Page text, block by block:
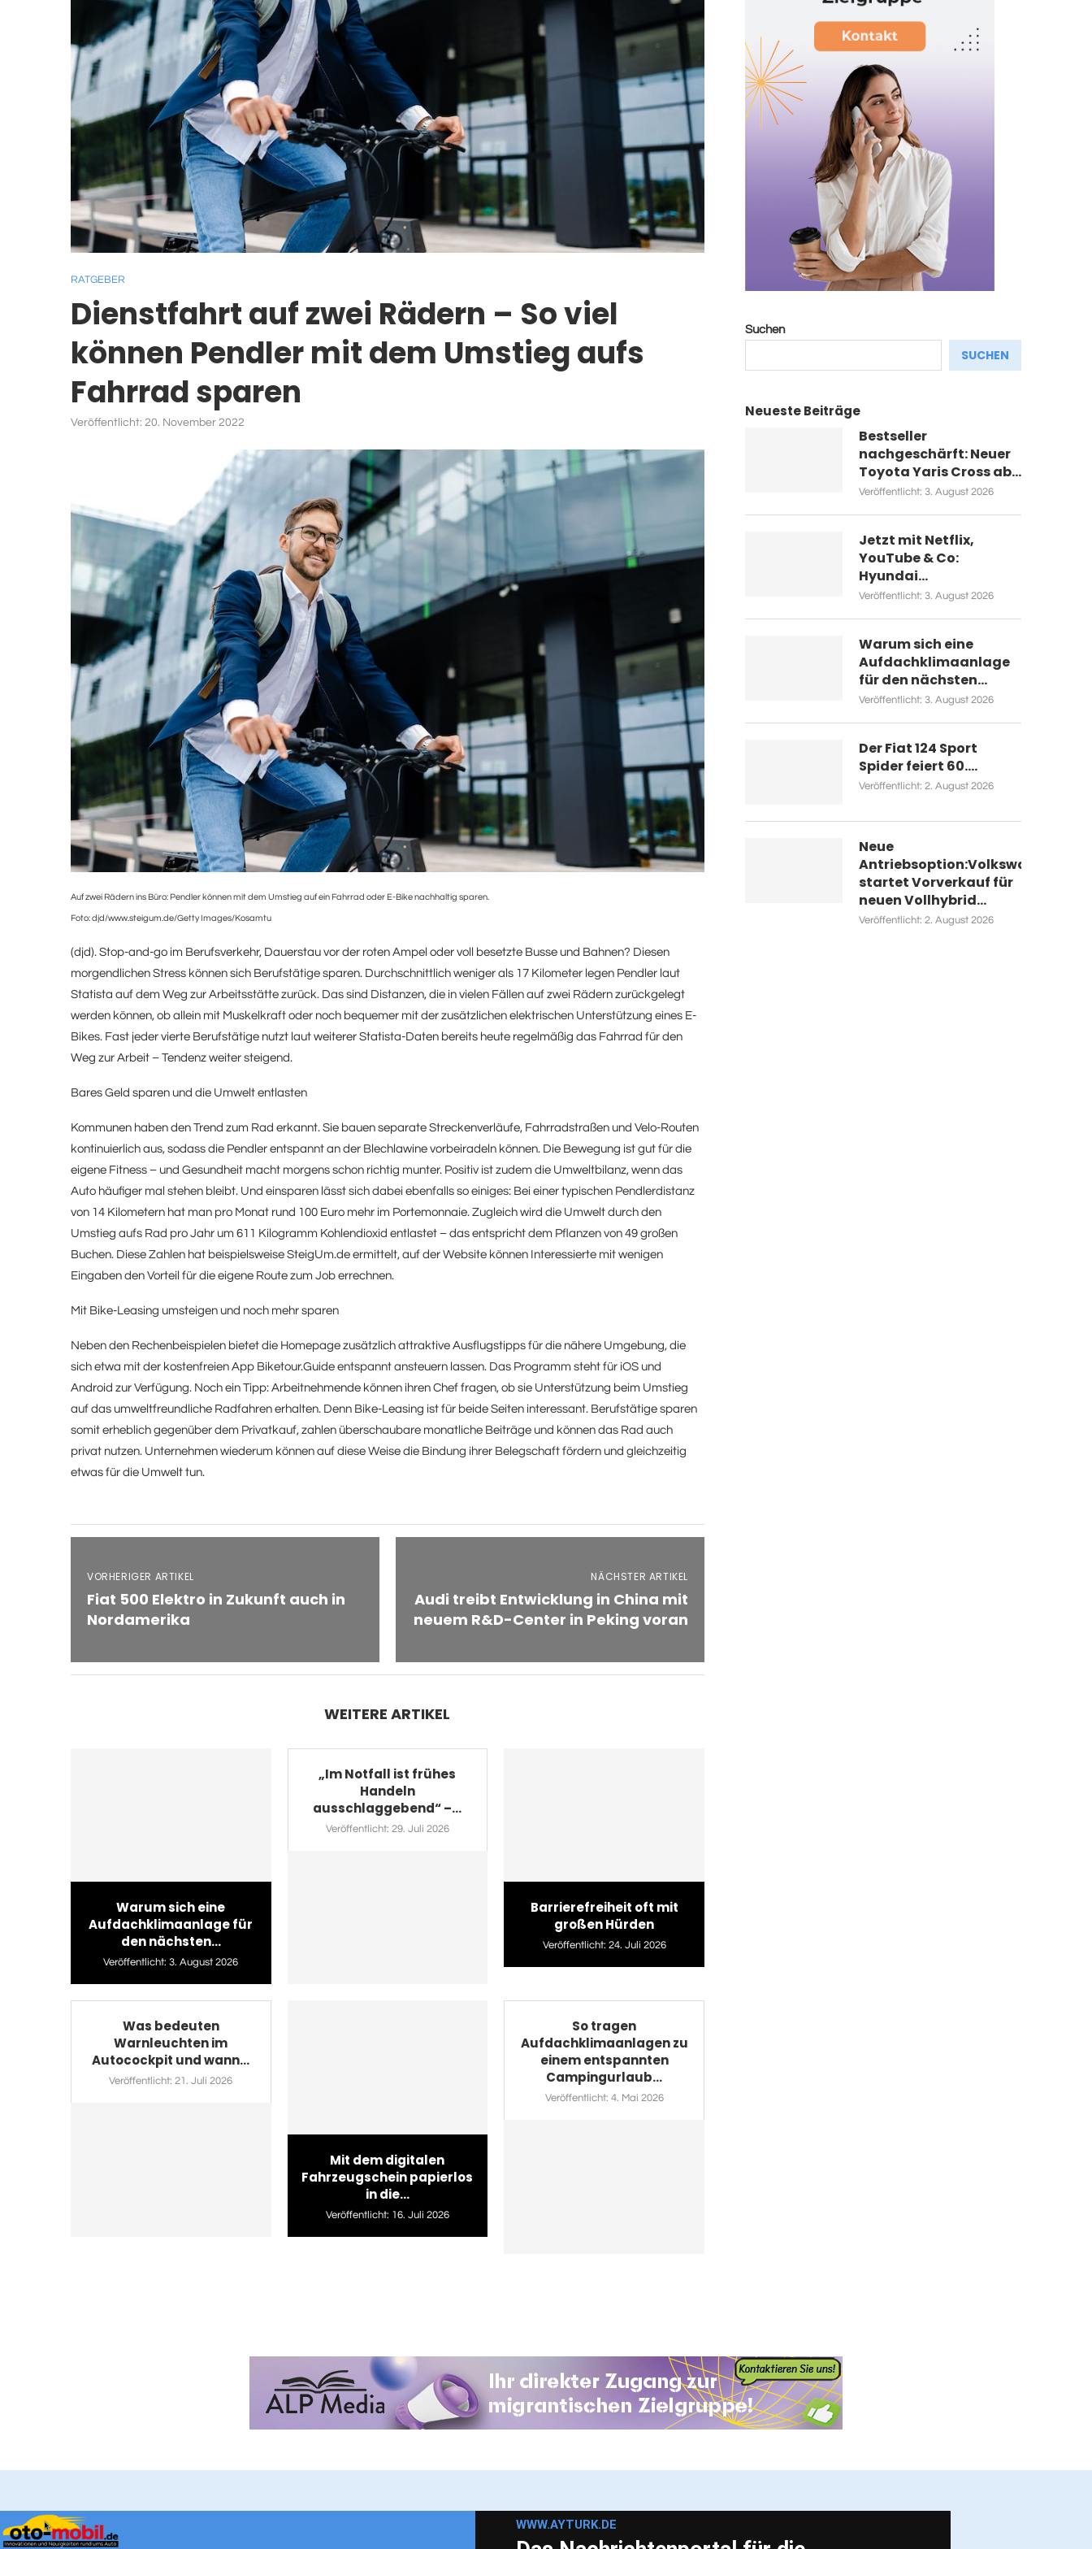
RATGEBER
Dienstfahrt auf zwei Rädern – So viel
können Pendler mit dem Umstieg aufs
Fahrrad sparen
Veröffentlicht: 20. November 2022
Auf zwei Rädern ins Büro: Pendler können mit dem Umstieg auf ein Fahrrad oder E-Bike nachhaltig sparen.
Foto: djd/www.steigum.de/Getty Images/Kosamtu
(djd). Stop-and-go im Berufsverkehr, Dauerstau vor der roten Ampel oder voll besetzte Busse und Bahnen? Diesen
morgendlichen Stress können sich Berufstätige sparen. Durchschnittlich weniger als 17 Kilometer legen Pendler laut
Statista auf dem Weg zur Arbeitsstätte zurück. Das sind Distanzen, die in vielen Fällen auf zwei Rädern zurückgelegt
werden können, ob allein mit Muskelkraft oder noch bequemer mit der zusätzlichen elektrischen Unterstützung eines E-
Bikes. Fast jeder vierte Berufstätige nutzt laut weiterer Statista-Daten bereits heute regelmäßig das Fahrrad für den
Weg zur Arbeit – Tendenz weiter steigend.
Bares Geld sparen und die Umwelt entlasten
Kommunen haben den Trend zum Rad erkannt. Sie bauen separate Streckenverläufe, Fahrradstraßen und Velo-Routen
kontinuierlich aus, sodass die Pendler entspannt an der Blechlawine vorbeiradeln können. Die Bewegung ist gut für die
eigene Fitness – und Gesundheit macht morgens schon richtig munter. Positiv ist zudem die Umweltbilanz, wenn das
Auto häufiger mal stehen bleibt. Und einsparen lässt sich dabei ebenfalls so einiges: Bei einer typischen Pendlerdistanz
von 14 Kilometern hat man pro Monat rund 100 Euro mehr im Portemonnaie. Zugleich wird die Umwelt durch den
Umstieg aufs Rad pro Jahr um 611 Kilogramm Kohlendioxid entlastet – das entspricht dem Pflanzen von 49 großen
Buchen. Diese Zahlen hat beispielsweise SteigUm.de ermittelt, auf der Website können Interessierte mit wenigen
Eingaben den Vorteil für die eigene Route zum Job errechnen.
Mit Bike-Leasing umsteigen und noch mehr sparen
Neben den Rechenbeispielen bietet die Homepage zusätzlich attraktive Ausflugstipps für die nähere Umgebung, die
sich etwa mit der kostenfreien App Biketour.Guide entspannt ansteuern lassen. Das Programm steht für iOS und
Android zur Verfügung. Noch ein Tipp: Arbeitnehmende können ihren Chef fragen, ob sie Unterstützung beim Umstieg
auf das umweltfreundliche Radfahren erhalten. Denn Bike-Leasing ist für beide Seiten interessant. Berufstätige sparen
somit erheblich gegenüber dem Privatkauf, zahlen überschaubare monatliche Beiträge und können das Rad auch
privat nutzen. Unternehmen wiederum können auf diese Weise die Bindung ihrer Belegschaft fördern und gleichzeitig
etwas für die Umwelt tun.
VORHERIGER ARTIKEL
Fiat 500 Elektro in Zukunft auch in
Nordamerika
NÄCHSTER ARTIKEL
Audi treibt Entwicklung in China mit
neuem R&D-Center in Peking voran
WEITERE ARTIKEL
Warum sich eine
Aufdachklimaanlage für
den nächsten...
Veröffentlicht: 3. August 2026
„Im Notfall ist frühes
Handeln
ausschlaggebend“ –...
Veröffentlicht: 29. Juli 2026
Barrierefreiheit oft mit
großen Hürden
Veröffentlicht: 24. Juli 2026
Was bedeuten
Warnleuchten im
Autocockpit und wann...
Veröffentlicht: 21. Juli 2026
Mit dem digitalen
Fahrzeugschein papierlos
in die...
Veröffentlicht: 16. Juli 2026
So tragen
Aufdachklimaanlagen zu
einem entspannten
Campingurlaub...
Veröffentlicht: 4. Mai 2026
Suchen
SUCHEN
Neueste Beiträge
Bestseller
nachgeschärft: Neuer
Toyota Yaris Cross ab...
Veröffentlicht: 3. August 2026
Jetzt mit Netflix,
YouTube & Co:
Hyundai...
Veröffentlicht: 3. August 2026
Warum sich eine
Aufdachklimaanlage
für den nächsten...
Veröffentlicht: 3. August 2026
Der Fiat 124 Sport
Spider feiert 60....
Veröffentlicht: 2. August 2026
Neue
Antriebsoption:Volkswagen
startet Vorverkauf für
neuen Vollhybrid...
Veröffentlicht: 2. August 2026
WWW.AYTURK.DE